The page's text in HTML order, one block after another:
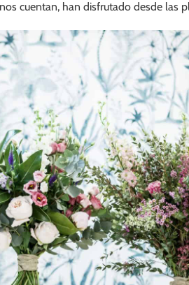
cuentan, han disfrutado desde las